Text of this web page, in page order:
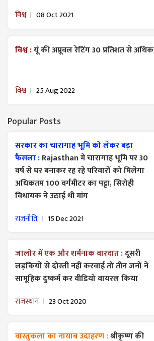
विश्व 08 Oct 2021
विश्व :यूं की अप्रूवल रेटिंग 30 प्रतिशत से अधिक
विश्व 25 Aug 2022
Popular Posts
सरकार का चारागाह भूमि को लेकर बड़ा
फैसला :Rajasthan में चारागाह भूमि पर 30
वर्ष से घर बनाकर रह रहे परिवारों को मिलेगा
अधिकतम 100 वर्गमीटर का पट्टा, सिरोही
विधायक ने उठाई थी मांग
राजनीति 15 Dec 2021
जालोर में एक और शर्मनाक वारदात :दूसरी
लड़कियों से दोस्ती नहीं करवाई तो तीन जनों ने
सामूहिक दुष्कर्म कर वीडियो वायरल किया
राजस्थान 23 Oct 2020
वास्तुकला का नायाब उदाहरण :श्रीकृष्ण की